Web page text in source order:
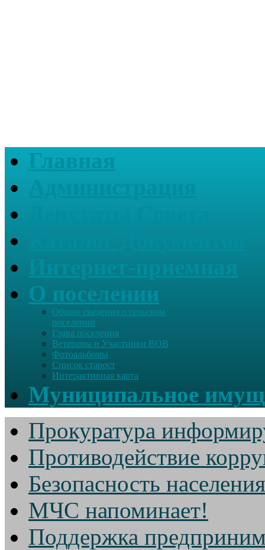
Главная
О поселении
Общие сведения о сельском
поселении
Глава поселения
Ветераны и Участники ВОВ
Фотоальбомы
Список старост
Интерактивная карта
Муниципальное
Прокуратура
Противодействие
Безопасность населения
МЧС напоминает!
Поддержка